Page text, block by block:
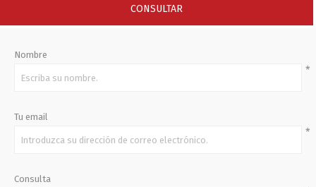
CONSULTAR
Nombre
*
Tu email
*
Consulta